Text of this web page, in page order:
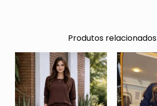
Produtos relacionados